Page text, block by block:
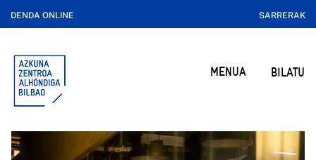
DENDA ONLINE SARRERAK
MENUA BILATU